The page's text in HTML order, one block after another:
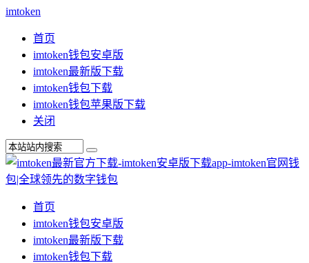
imtoken
首页
imtoken钱包安卓版
imtoken最新版下载
imtoken钱包下载
imtoken钱包苹果版下载
关闭
首页
imtoken钱包安卓版
imtoken最新版下载
imtoken钱包下载